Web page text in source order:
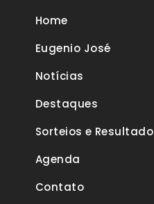
Home
Eugenio José
Notícias
Destaques
Sorteios e
Agenda
Contato